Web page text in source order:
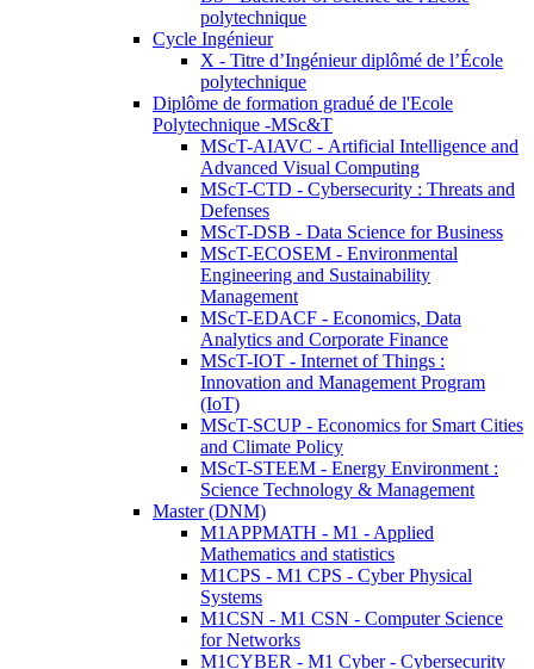
polytechnique
Cycle Ingénieur
X - Titre d’Ingénieur diplômé de l’École
polytechnique
Diplôme de formation gradué de l'Ecole
Polytechnique -MSc&T
MScT-AIAVC - Artificial Intelligence and
Advanced Visual Computing
MScT-CTD - Cybersecurity : Threats and
Defenses
MScT-DSB - Data Science for Business
MScT-ECOSEM - Environmental
Engineering and Sustainability
Management
MScT-EDACF - Economics, Data
Analytics and Corporate Finance
MScT-IOT - Internet of Things :
Innovation and Management Program
(IoT)
MScT-SCUP - Economics for Smart Cities
and Climate Policy
MScT-STEEM - Energy Environment :
Science Technology & Management
Master (DNM)
M1APPMATH - M1 - Applied
Mathematics and statistics
M1CPS - M1 CPS - Cyber Physical
Systems
M1CSN - M1 CSN - Computer Science
for Networks
M1CYBER - M1 Cyber - Cybersecurity